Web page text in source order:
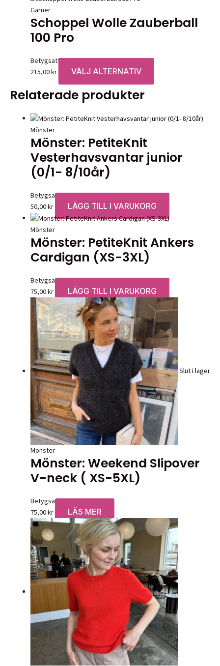
215,00 kr
har
Garner
Schoppel Wolle Zauberball
100 Pro
Betygsatt0av 5
215,00kr VÄLJ ALTERNATIV
här
flera
olika
alternativen
på
produktsidan
Relaterade produkter
Mönster
Mönster: PetiteKnit
Vesterhavsvantar junior
(0/1- 8/10år)
Betygsatt0av 5
50,00kr LÄGG TILL I VARUKORG
Mönster
Mönster: PetiteKnit Ankers
Cardigan (XS-3XL)
Betygsatt0av 5
75,00kr LÄGG TILL I VARUKORG
Slut i lager
Mönster
Mönster: Weekend Slipover
V-neck ( XS-5XL)
Betygsatt0av 5
75,00kr LÄS MER